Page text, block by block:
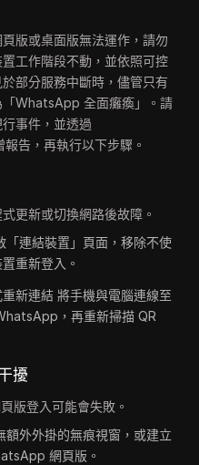
版或桌面版無法運作，請勿
工作階段不動，並依照可控
部分服務中斷時，儘管只有
WhatsApp 全面癱瘓」。請
事件，並透過
告，再執行以下步驟。
更新或切換網路後故障。
「連結裝置」頁面，移除不使
重新登入。
新連結 將手機與電腦連線至
，再重新掃描 QR
擾
版登入可能會失敗。
外外掛的無痕視窗，或建立
網頁版。